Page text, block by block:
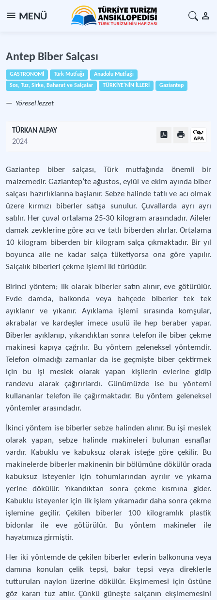
MENÜ
Antep Biber Salçası
GASTRONOMİ Türk Mutfağı
Anadolu Mutfağı
Sos, Tuz, Sirke, Baharat ve Salçalar
TÜRKİYE'NİN İLLERİ Gaziantep
Yöresel lezzet
TÜRKAN ALPAY
2024
Gaziantep biber salçası, Türk mutfağında önemli bir
malzemedir. Gaziantep’te ağustos, eylül ve ekim ayında biber
salçası hazırlıklarına başlanır. Sebze halinde tatlı ve acı olmak
üzere kırmızı biberler satışa sunulur. Çuvallarda ayrı ayrı
satılır. Her çuval ortalama 25-30 kilogram arasındadır. Aileler
damak zevklerine göre acı ve tatlı biberden alırlar. Ortalama
10 kilogram biberden bir kilogram salça çıkmaktadır. Bir yıl
boyunca aile ne kadar salça tüketiyorsa ona göre yapılır.
Salçalık biberleri çekme işlemi iki türlüdür.
Birinci yöntem; ilk olarak biberler satın alınır, eve götürülür.
Evde damda, balkonda veya bahçede biberler tek tek
ayıklanır ve yıkanır. Ayıklama işlemi sırasında komşular,
akrabalar ve kardeşler imece usulü ile hep beraber yapar.
Biberler ayıklanıp, yıkandıktan sonra telefon ile biber çekme
makinesi kapıya çağrılır. Bu yöntem geleneksel yöntemdir.
Telefon olmadığı zamanlar da ise geçmişte biber çektirmek
için bu işi meslek olarak yapan kişilerin evlerine gidip
randevu alarak çağırırlardı. Günümüzde ise bu yöntemi
kullananlar telefon ile çağırmaktadır. Bu yöntem geleneksel
yöntemler arasındadır.
İkinci yöntem ise biberler sebze halinden alınır. Bu işi meslek
olarak yapan, sebze halinde makineleri bulunan esnaflar
vardır. Kabuklu ve kabuksuz olarak isteğe göre çekilir. Bu
makinelerde biberler makinenin bir bölümüne dökülür orada
kabuksuz isteyenler için tohumlarından ayrılır ve yıkama
yerine dökülür. Yıkandıktan sonra çekme kısmına gider.
Kabuklu isteyenler için ilk işlem yıkamadır daha sonra çekme
işlemine geçilir. Çekilen biberler 100 kilogramlık plastik
bidonlar ile eve götürülür. Bu yöntem makineler ile
hayatımıza girmiştir.
Her iki yöntemde de çekilen biberler evlerin balkonuna veya
damına konulan çelik tepsi, bakır tepsi veya direklerle
tutturulan naylon üzerine dökülür. Ekşimemesi için üstüne
göz kararı tuz atılır. Çünkü güneşte salçanın ekşimemesini